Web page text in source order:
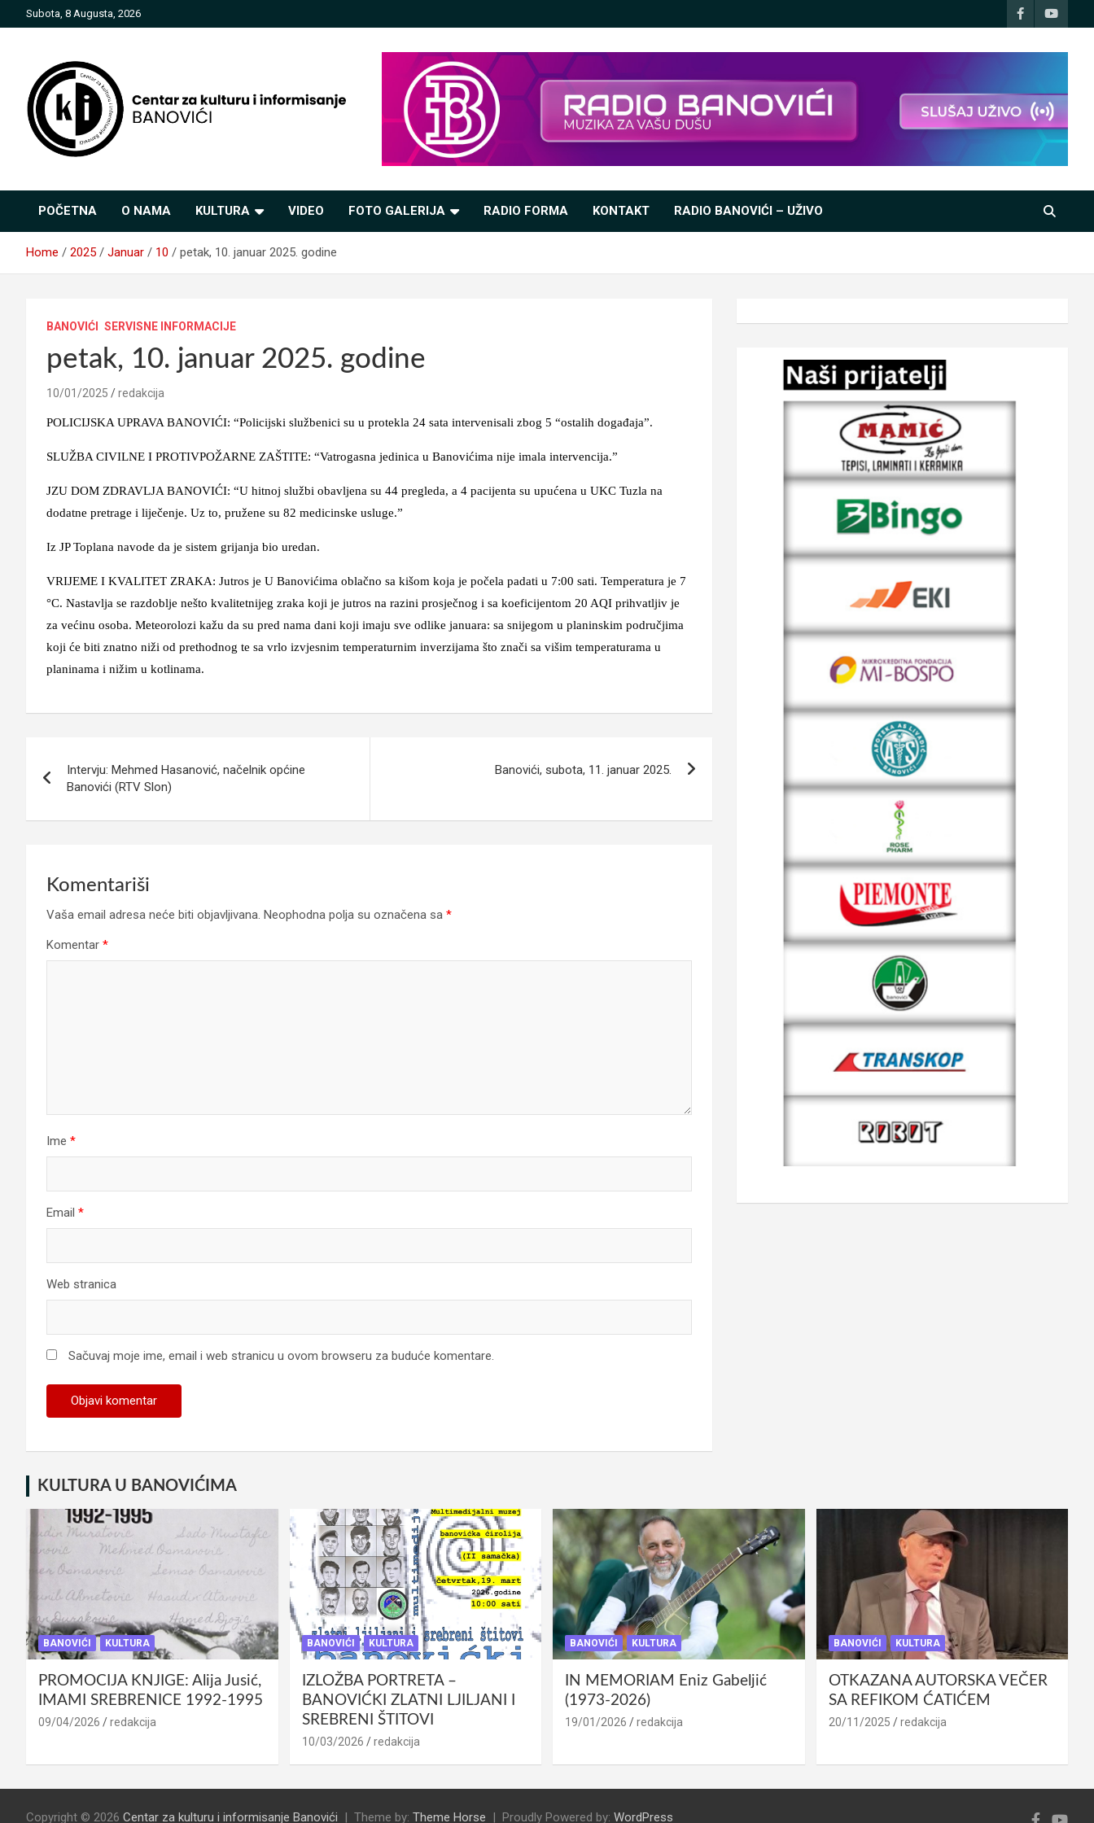
to
Subota, 8 Augusta, 2026
informisanje Banovići
POČETNA O NAMA KULTURA VIDEO FOTO GALERIJA RADIO FORMA KONTAKT RADIO BANOVIĆI – UŽIVO
Home 2025 Januar 10 petak, 10. januar 2025. godine
BANOVIĆI SERVISNE INFORMACIJE
petak, 10. januar 2025. godine
10/01/2025 redakcija
POLICIJSKA UPRAVA BANOVIĆI: “Policijski službenici su u protekla 24 sata intervenisali zbog 5 “ostalih događaja”.
SLUŽBA CIVILNE I PROTIVPOŽARNE ZAŠTITE: “Vatrogasna jedinica u Banovićima nije imala intervencija.”
JZU DOM ZDRAVLJA BANOVIĆI: “U hitnoj službi obavljena su 44 pregleda, a 4 pacijenta su upućena u UKC Tuzla na
dodatne pretrage i liječenje. Uz to, pružene su 82 medicinske usluge.”
Iz JP Toplana navode da je sistem grijanja bio uredan.
VRIJEME I KVALITET ZRAKA: Jutros je U Banovićima oblačno sa kišom koja je počela padati u 7:00 sati. Temperatura je 7
°C. Nastavlja se razdoblje nešto kvalitetnijeg zraka koji je jutros na razini prosječnog i sa koeficijentom 20 AQI prihvatljiv je
za većinu osoba. Meteorolozi kažu da su pred nama dani koji imaju sve odlike januara: sa snijegom u planinskim područjima
koji će biti znatno niži od prethodnog te sa vrlo izvjesnim temperaturnim inverzijama što znači sa višim temperaturama u
planinama i nižim u kotlinama.
članaka
Intervju: Mehmed Hasanović, načelnik općine
Banovići (RTV Slon)
Banovići, subota, 11. januar 2025.
Komentariši
Vaša email adresa neće biti objavljivana. Neophodna polja su označena sa *
Komentar *
Ime *
Email *
Web stranica
Sačuvaj moje ime, email i web stranicu u ovom browseru za buduće komentare.
KULTURA U BANOVIĆIMA
BANOVIĆI KULTURA
PROMOCIJA KNJIGE: Alija Jusić,
IMAMI SREBRENICE 1992-1995
09/04/2026 redakcija
BANOVIĆI KULTURA
IZLOŽBA PORTRETA –
BANOVIĆKI ZLATNI LJILJANI I
SREBRENI ŠTITOVI
10/03/2026 redakcija
BANOVIĆI KULTURA
IN MEMORIAM Eniz Gabeljić
(1973-2026)
19/01/2026 redakcija
BANOVIĆI KULTURA
OTKAZANA AUTORSKA VEČER
SA REFIKOM ĆATIĆEM
20/11/2025 redakcija
Copyright © 2026 Centar za kulturu i informisanje Banovići Theme by: Theme Horse Proudly Powered by: WordPress